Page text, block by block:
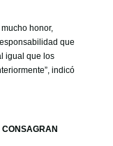
honor,
que
igual que los
indicó